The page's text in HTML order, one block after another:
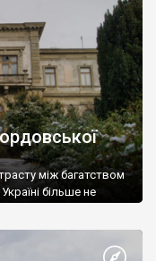
між багатством
більше не